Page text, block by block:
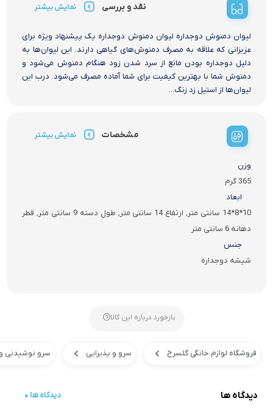
نقد و بررسی نمایش بیشتر
لیوان دمنوش دوجداره لیوان دمنوش دوجداره یک پیشنهاد ویژه برای
عزیزانی که علاقه به مصرف دمنوش‌های گیاهی دارند. این لیوان‌ها به
دلیل دوجداره بودن مانع از سرد شدن زود هنگام دمنوش می‌شود و
دمنوش شما با بهترین کیفیت برای شما آماده مصرف می‌شود. درب این
لیوان‌ها از استیل زد زنگ...
مشخصات نمایش بیشتر
وزن
365 گرم
ابعاد
10*8*14 سانتی متر, ارتفاع 14 سانتی متر, طول دسته 9 سانتی متر, قطر
دهانه 6 سانتی متر
جنس
شیشه دوجداره
بازخورد درباره این کالا
فروشگاه لوازم خانگی گلسرخ سرو و پذیرایی سرو نوشیدنی
دیدگاه ها 0 دیدگاه ها